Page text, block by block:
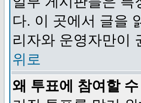
다. 이 곳에서 글을
리자와 운영자만이
위로
왜 투표에 참여할